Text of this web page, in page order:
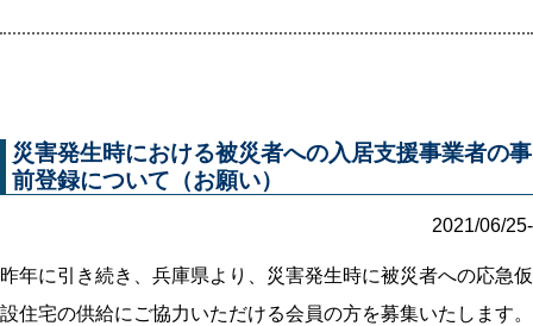
災害発生時における被災者への入居支援事業者の事
前登録について（お願い）
2021/06/25-
昨年に引き続き、兵庫県より、災害発生時に被災者への応急仮
設住宅の供給にご協力いただける会員の方を募集いたします。